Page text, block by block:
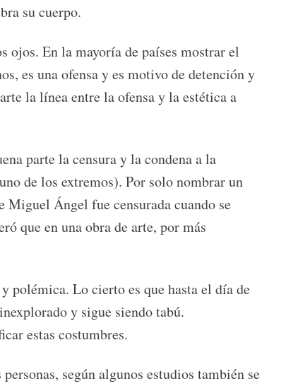
su cuerpo.
ojos. En la mayoría de países mostrar el
es una ofensa y es motivo de detención y
la línea entre la ofensa y la estética a
parte la censura y la condena a la
de los extremos). Por solo nombrar un
Miguel Ángel fue censurada cuando se
que en una obra de arte, por más
polémica. Lo cierto es que hasta el día de
y sigue siendo tabú.
estas costumbres.
según algunos estudios también se